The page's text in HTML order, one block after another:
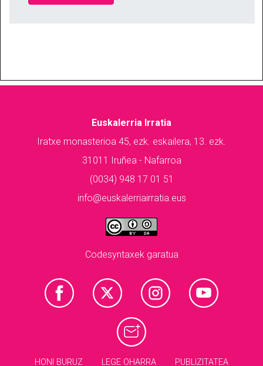
Euskalerria Irratia
Iratxe monasterioa 45, ezk. eskailera, 13. ezk.
31011 Iruñea - Nafarroa
(0034) 948 17 01 51
info@euskalerriairratia.eus
Codesyntaxek garatua
HONI BURUZ LEGE OHARRA PUBLIZITATEA